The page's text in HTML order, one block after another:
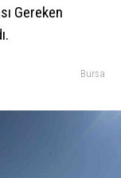
Gereken
Bursa